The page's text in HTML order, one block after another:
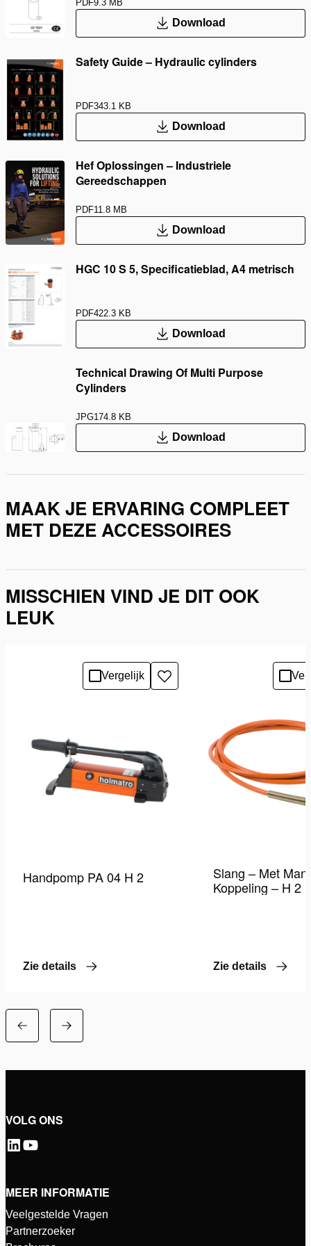
PDF9.3 MB
Download
Safety Guide – Hydraulic cylinders
PDF343.1 KB
Download
Hef Oplossingen – Industriele
Gereedschappen
PDF11.8 MB
Download
HGC 10 S 5, Specificatieblad, A4 metrisch
PDF422.3 KB
Download
Technical Drawing Of Multi Purpose
Cylinders
JPG174.8 KB
Download
MAAK JE ERVARING COMPLEET
MET DEZE ACCESSOIRES
MISSCHIEN VIND JE DIT OOK
LEUK
Vergelijk
Toevoegen
aan
Handpomp PA 04 H 2
Zie details
Slang – Met
Koppeling – H 2
Zie details
VOLG ONS
MEER INFORMATIE
Veelgestelde Vragen
Partnerzoeker